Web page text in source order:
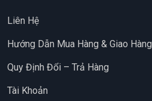
Liên Hệ
Hướng Dẫn Mua Hàng & Giao Hàng
Quy Định Đổi – Trả Hàng
Tài Khoản